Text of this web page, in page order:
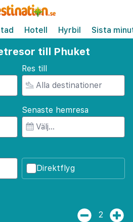
Hotell Hyrbil Sista
till Phuket
Res till
Senaste hemresa
Direktflyg
2